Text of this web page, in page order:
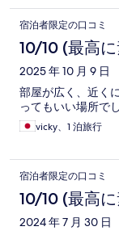
宿泊者限定の口コミ
10/10 (最高
2025 年 10 月 9 日
部屋が広く、近く
ってもいい場所で
vicky、1 泊旅行
宿泊者限定の口コミ
10/10 (最高
2024 年 7 月 30 日